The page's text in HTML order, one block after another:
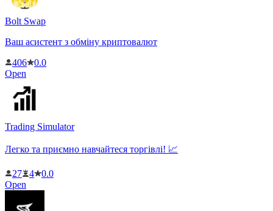
Bolt Swap
Ваш асистент з обміну криптовалют
406
0.0
Open
Trading Simulator
Легко та приємно навчайтеся торгівлі! 📈
27 4
0.0
Open